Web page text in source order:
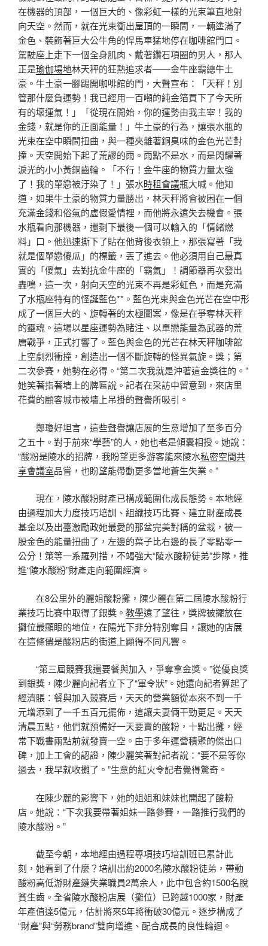
在機器的頂部，一個巨大的、像彩虹一樣的光束筆直地射
向天空。然而，就在光束衝出屋頂的一瞬間，一輛塗滿了
金色、裝飾著巨大公牛角的悍馬車猛地停在咖啡館門口。
駕駛座上走下一個全身肌肉、戴著鑽石項圈的男人，那人
正是瑜伽場地林天秤的狂熱追求者——金牛座霸總牛土
豪。牛土豪一腳踢開咖啡館的門，大聲宣布：「天秤！別
管那什麼負運勢！我已經用一百噸的純金箔買下了今天所
有的壞運氣！」「從現在開始，你的運勢由我主宰！我的
金錢，就是你的正面能量！」牛土豪的行為，讓張水瓶的
光束在空中瞬間扭曲，與一種夾雜著銅臭味的金色光芒對
撞。天空開始下起了荒謬的雨。雨點不是水，而是閃耀著
淚光的小小黃銅齒輪。「不行！金牛座的物質力量太強
了！我的單戀被汙染了！」張水時租會議瓶大喊。他知
道，如果牛土豪的物質力量勝出，林天秤將會被困在一個
充滿金錢和俗氣的虛假愛情裡，而他將永遠失去機會。張
水瓶看向那機器，還剩下最後一個可以輸入的「情緒燃
料」口。他迅速撕下了貼在他背後衣領上，那張寫著「我
就是個單戀傻瓜」的標籤，丟了進去。他必須用自己最真
實的「傻氣」去對抗金牛座的「霸氣」！調節器再次發出
轟鳴，這一次，射向天空的光束不再是彩虹色，而是充滿
了水瓶座特有的怪誕藍色**。藍色光束與金色光芒在空中形
成了一個巨大的、旋轉著的太極圖案，像是在爭奪林天秤
的靈魂。這場以星座運勢為賭注、以單戀能量為武器的荒
唐戰爭，正式打響了。藍色與金色的光芒在林天秤咖啡館
上空劇烈衝撞，創造出一個不斷旋轉的怪異氣旋。獎；第
二次參賽，她勢在必得。“第二次我就是沖著這金獎往的。”
她笑著指著墻上的牌匾說。記者在采訪中留意到，來店里
花費的顧客城市被墻上吊掛的聲譽所吸引。
鄭瓊好坦言，這些聲譽讓店展的生意增加了至多百分
之五十。對于前來“學藝”的人，她也老是傾囊相授。她說：
“酸粉是陵水的招牌，我盼望更多游客能來陵水私密空間共
享會議室品嘗，也盼望能帶動更多當地蒼生失業。”
現在，陵水酸粉財產已構成範圍化成長態勢。本地經
由過程加大力度技巧培訓、組織技巧比賽、建立財產成長
基金以及出臺激勵政她最愛的那盆完美對稱的盆栽，被一
股金色的能量扭曲了，左邊的葉子比右邊的長了零點零一
公分！策等一系羅列措，不竭強大“陵水酸粉徒弟”步隊，推
進“陵水酸粉”財產走向範圍經濟。
在8公里外的麗姐酸粉攤，陳少麗在第二屆陵水酸粉行
業技巧比賽中取得了銀獎。 教學遠了望往，獎牌被擺放在
攤位最顯眼的地位，在陽光下非分特別奪目，讓她的店展
在這條儘是酸粉店的街道上顯得不同凡響。
“第三屆競賽我還要餐與加入，爭奪拿金獎。”從優良獎
到銀獎，陳少麗向記者立下了“軍令狀”。她還向記者算起了
經濟賬：餐與加入競賽后，天天的營業額從本來不到一千
元增添到了一千五百元擺佈，這讓夫妻倆干勁更足。天天
清晨五點，他們就預備好一天要賣的酸粉，十點出攤，經
常下戰書兩點前就發賣一空。由于多年運營積聚的傑出口
碑，加上工會的認證，陳少麗笑著對記者說：“要不是等你
過去，我早就收攤了。”生意的紅火令記者覺得驚奇。
在陳少麗的影響下，她的姐姐和妹妹也開起了酸粉
店。她說：“下次我要帶著姐妹一路參賽，一路推行我們的
陵水酸粉。”
截至今朝，本地經由過程專項技巧培訓班已累計此
刻，她看到了什麼？培訓出約2000名陵水酸粉徒弟，帶動
酸粉高低游財產鏈失業職員2萬余人，此中包含約1500名脫
貧生齒。全省陵水酸粉店展（攤位）已跨越1000家，財產
年產值達5億元，估計將來5年將衝破30億元。逐步構成了
“財產”與“勞務brand”雙向增進、配合成長的良性輪迴。